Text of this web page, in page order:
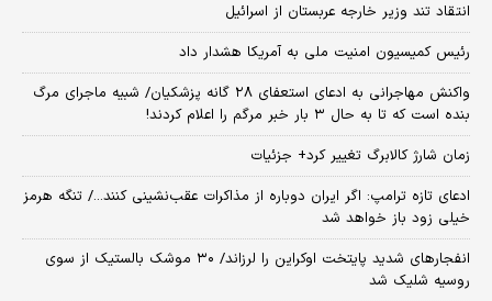
انتقاد تند وزیر خارجه عربستان از اسرائیل
رئیس کمیسیون امنیت ملی به آمریکا هشدار داد
واکنش مهاجرانی به ادعای استعفای ۲۸ گانه پزشکیان/ شبیه ماجرای مرگ
بنده است که تا به حال ۳ بار خبر مرگم را اعلام کردند!
زمان شارژ کالابرگ تغییر کرد+ جزئیات
ادعای تازه ترامپ: اگر ایران دوباره از مذاکرات عقب‌نشینی کنند.../ تنگه هرمز
خیلی زود باز خواهد شد
انفجارهای شدید پایتخت اوکراین را لرزاند/ ۳۰ موشک بالستیک از سوی
روسیه شلیک شد